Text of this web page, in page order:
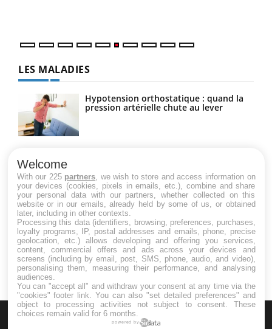
LES MALADIES
Hypotension orthostatique : quand la
pression artérielle chute au lever
Maladie de Charcot (Sclérose latérale
amyotrophique)
Welcome
With our 225 partners , we wish to store and access information on
your devices (cookies, pixels in emails, etc.), combine and share
your personal data with our partners, whether collected on this
website or in our emails, already held by some of us, or obtained
later, including in other contexts.
Processing this data (identifiers, browsing, preferences, purchases,
loyalty programs, IP, postal addresses and emails, phone, precise
geolocation, etc.) allows developing and offering you services,
content, commercial offers and ads across your devices and
screens (including by email, post, SMS, phone, audio, and video),
personalising them, measuring their performance, and analysing
audiences.
You can "accept all" and withdraw your consent at any time via the
"cookies" footer link . You can also "set detailed preferences" and
object to processing activities not subject to consent. These
choices remain valid for 6 months.
powered by